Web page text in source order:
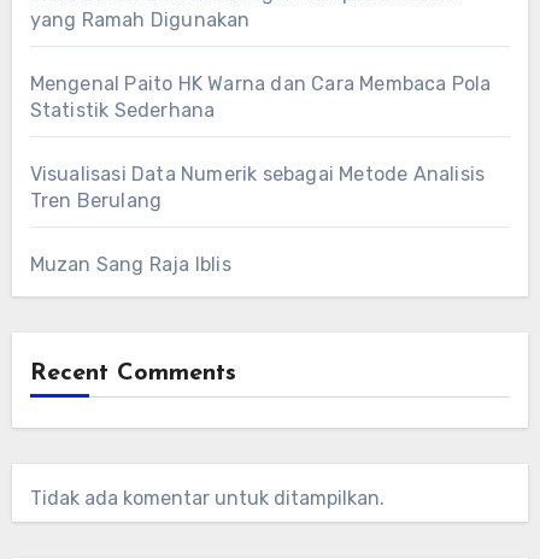
yang Ramah Digunakan
Mengenal Paito HK Warna dan Cara Membaca Pola
Statistik Sederhana
Visualisasi Data Numerik sebagai Metode Analisis
Tren Berulang
Muzan Sang Raja Iblis
Recent Comments
Tidak ada komentar untuk ditampilkan.